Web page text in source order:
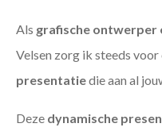
Als grafische ontwerper
Velsen zorg ik steeds voor
presentatiedie aan al
Deze dynamische